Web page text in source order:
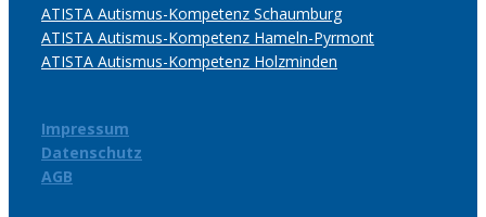
ATISTA Autismus-Kompetenz Schaumburg
ATISTA Autismus-Kompetenz Hameln-Pyrmont
ATISTA Autismus-Kompetenz Holzminden
Impressum
Datenschutz
AGB